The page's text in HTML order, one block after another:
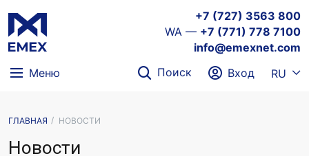
+7 (727) 3563 800
WA — +7 (771) 778 7100
info@emexnet.com
Меню
Поиск Вход RU
ГЛАВНАЯ НОВОСТИ
Новости